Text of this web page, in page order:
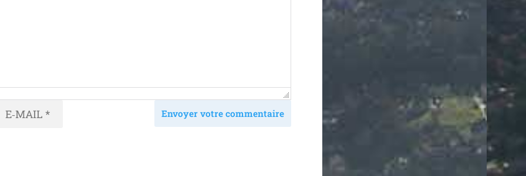
Envoyer votre commentaire